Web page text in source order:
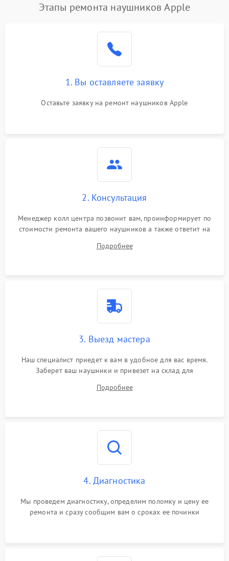
Этапы ремонта наушников Apple
1. Вы оставляете заявку
Оставьте заявку на ремонт наушников Apple
2. Консультация
Менеджер колл центра позвонит вам, проинформирует по
стоимости ремонта вашего наушников а также ответит на
Подробнее
3. Выезд мастера
Наш специалист приедет к вам в удобное для вас время.
Заберет ваш наушники и привезет на склад для
Подробнее
4. Диагностика
Мы проведем диагностику, определим поломку и цену ее
ремонта и сразу сообщим вам о сроках ее починки